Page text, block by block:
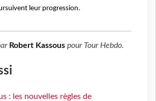
leur progression.
Robert Kassous pour Tour Hebdo.
: les nouvelles règles de